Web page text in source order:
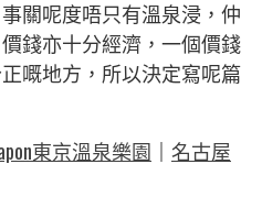
關呢度唔只有溫泉浸，仲
錢亦十分經濟，一個價錢
嘅地方，所以決定寫呢篇
東京溫泉樂園 ｜ 名古屋